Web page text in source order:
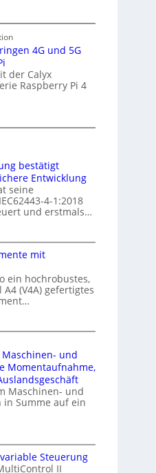
4G und 5G
der Calyx
Raspberry Pi 4
bestätigt
Entwicklung
seine
4-1:2018
und erstmals…
mit
ein hochrobustes,
(V4A) gefertigtes
und
Momentaufnahme,
Maschinen- und
in Summe auf ein
Steuerung
II